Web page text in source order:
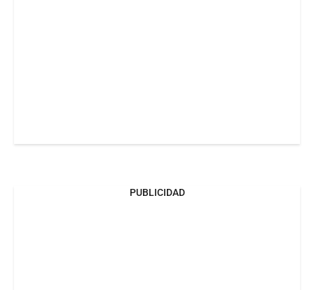
PUBLICIDAD